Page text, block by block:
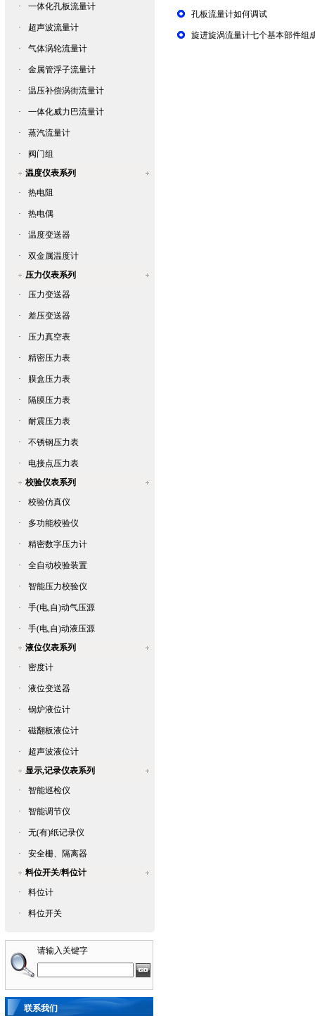
· 一体化孔板流量计
· 超声波流量计
· 气体涡轮流量计
· 金属管浮子流量计
· 温压补偿涡街流量计
· 一体化威力巴流量计
· 蒸汽流量计
·
阀门组
温度仪表系列
·
热电阻
· 热电偶
· 温度变送器
·
双金属温度计
压力仪表系列
·
压力变送器
· 差压变送器
· 压力真空表
· 精密压力表
· 膜盒压力表
· 隔膜压力表
· 耐震压力表
· 不锈钢压力表
·
电接点压力表
校验仪表系列
·
校验仿真仪
· 多功能校验仪
· 精密数字压力计
· 全自动校验装置
· 智能压力校验仪
· 手(电,自)动气压源
·
手(电,自)动液压源
液位仪表系列
·
密度计
· 液位变送器
· 锅炉液位计
· 磁翻板液位计
·
超声波液位计
显示,记录仪表系列
·
智能巡检仪
· 智能调节仪
· 无(有)纸记录仪
·
安全栅、隔离器
料位开关/料位计
·
料位计
· 料位开关
请输入关键字
联系我们
孔板流量计如何调试
旋进旋涡流量计七个基本部件组